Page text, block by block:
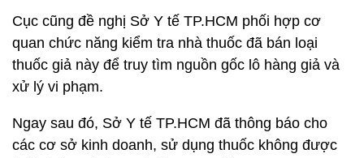
Cục cũng đề nghị Sở Y tế TP.HCM phối hợp cơ
quan chức năng kiểm tra nhà thuốc đã bán loại
thuốc giả này để truy tìm nguồn gốc lô hàng giả và
xử lý vi phạm.
Ngay sau đó, Sở Y tế TP.HCM đã thông báo cho
các cơ sở kinh doanh, sử dụng thuốc không được